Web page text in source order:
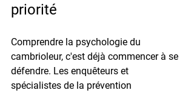
priorité
Comprendre la psychologie du
cambrioleur, c'est déjà commencer à se
défendre. Les enquêteurs et
spécialistes de la prévention